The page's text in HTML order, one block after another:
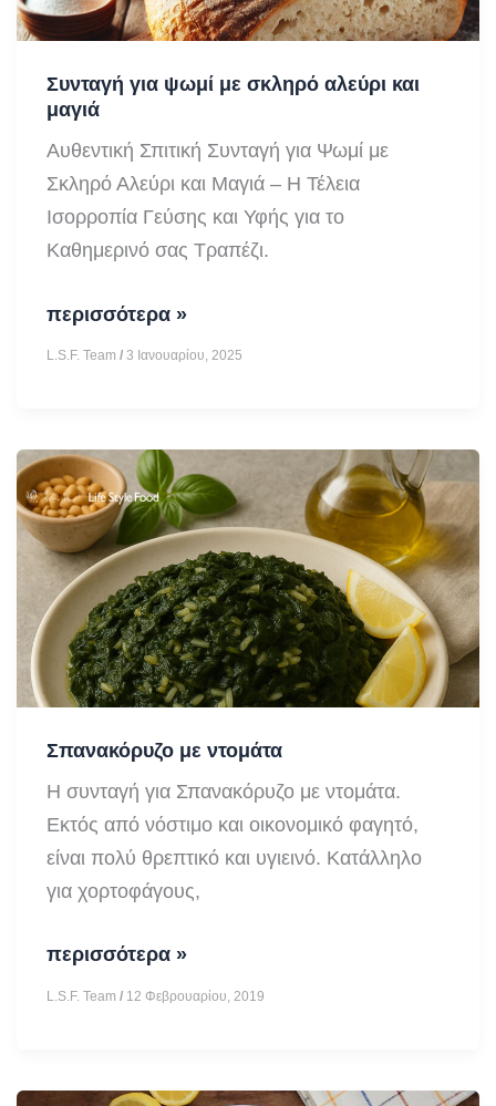
Συνταγή για ψωμί με σκληρό αλεύρι και
μαγιά
Αυθεντική Σπιτική Συνταγή για Ψωμί με
Σκληρό Αλεύρι και Μαγιά – Η Τέλεια
Ισορροπία Γεύσης και Υφής για το
Καθημερινό σας Τραπέζι.
Συνταγή
για
σκληρό
αλεύρι
και
μαγιά
περισσότερα »
L.S.F. Team/3 Ιανουαρίου, 2025
Σπανακόρυζο με ντομάτα
Η συνταγή για Σπανακόρυζο με ντομάτα.
Εκτός από νόστιμo και οικονομικό φαγητό,
είναι πολύ θρεπτικό και υγιεινό. Κατάλληλο
για χορτοφάγους,
Σπανακόρυζο
με
περισσότερα »
L.S.F. Team/ 12 Φεβρουαρίου, 2019